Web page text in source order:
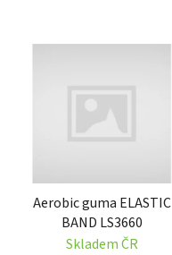
Aerobic guma ELASTIC
BAND LS3660
Skladem ČR